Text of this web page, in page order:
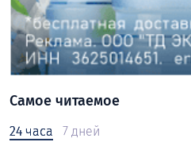
Самое читаемое
24 часа 7 дней